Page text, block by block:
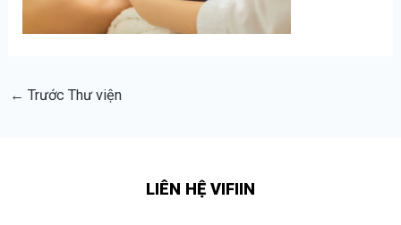
← Trước Thư viện
LIÊN HỆ VIFIIN